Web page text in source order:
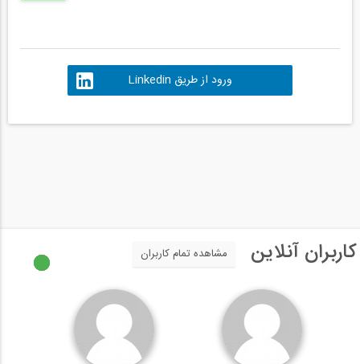
ورود از طریق Linkedin
کاربران آنلاین مشاهده تمام کاربران